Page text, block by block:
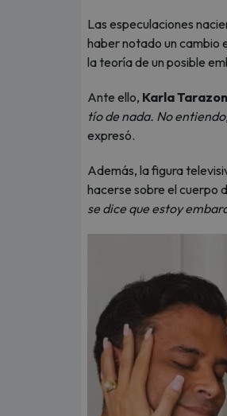
Las especulaciones
haber notado un cambio
la teoría de un posible
Ante ello, Karla
tío de nada. No
expresó.
Además, la figura
hacerse sobre el cuerpo
se dice que estoy